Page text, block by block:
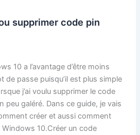
supprimer code pin
10 a l’avantage d’être moins
de passe puisqu’il est plus simple
j’ai voulu supprimer le code
peu galéré. Dans ce guide, je vais
créer et aussi comment
10.Créer un code